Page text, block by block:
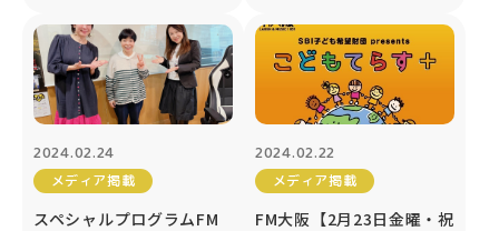
2024.02.24
メディア掲載
スペシャルプログラムFM
2024.02.22
メディア掲載
FM大阪【2月23日金曜・祝